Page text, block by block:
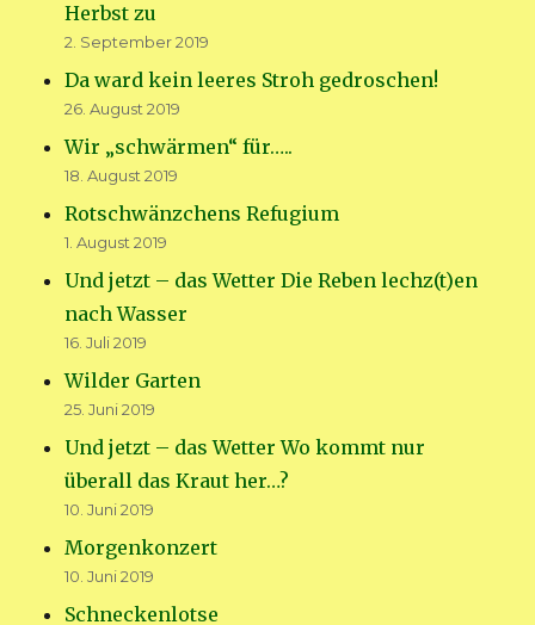
Herbst zu
2. September 2019
Da ward kein leeres Stroh gedroschen!
26. August 2019
Wir „schwärmen“ für…..
18. August 2019
Rotschwänzchens Refugium
1. August 2019
Und jetzt – das Wetter Die Reben lechz(t)en
nach Wasser
16. Juli 2019
Wilder Garten
25. Juni 2019
Und jetzt – das Wetter Wo kommt nur
überall das Kraut her…?
10. Juni 2019
Morgenkonzert
10. Juni 2019
Schneckenlotse